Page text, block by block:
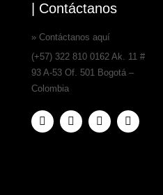
| Contáctanos
» Contáctanos aquí
(+57) 322 810 0162 Ak. 11 #
93 A-53 Of. 501 Bogotá –
Colombia